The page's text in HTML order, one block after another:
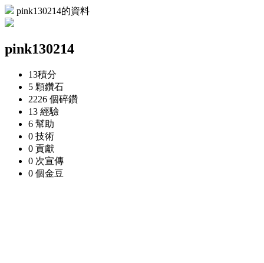
pink130214的資料
pink130214
13積分
5 顆鑽石
2226 個碎鑽
13 經驗
6 幫助
0 技術
0 貢獻
0 次宣傳
0 個金豆